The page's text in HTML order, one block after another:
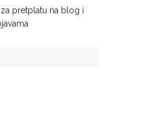
pretplatu na blog i